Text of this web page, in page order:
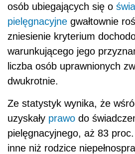
osób ubiegających się o
pielęgnacyjne gwałtownie
zniesienie kryterium
warunkującego jego
liczba osób uprawnionych
dwukrotnie.
Ze statystyk wynika, że
uzyskały prawo do
pielęgnacyjnego, aż 83
inne niż rodzice